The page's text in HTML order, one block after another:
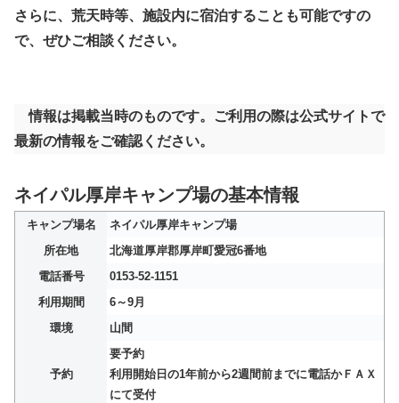
さらに、荒天時等、施設内に宿泊することも可能ですの
で、ぜひご相談ください。
情報は掲載当時のものです。ご利用の際は公式サイトで
最新の情報をご確認ください。
ネイパル厚岸キャンプ場の基本情報
キャンプ場名
ネイパル厚岸キャンプ場
所在地
北海道厚岸郡厚岸町愛冠6番地
電話番号
0153-52-1151
利用期間
6～9月
環境
山間
予約
要予約
利用開始日の1年前から2週間前までに電話かＦＡＸ
にて受付